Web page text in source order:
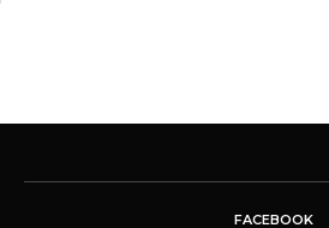
FACEBOOK